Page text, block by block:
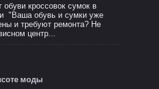
обуви кроссовок сумок в
"Ваша обувь и сумки уже
и требуют ремонта? Не
центр...
моды